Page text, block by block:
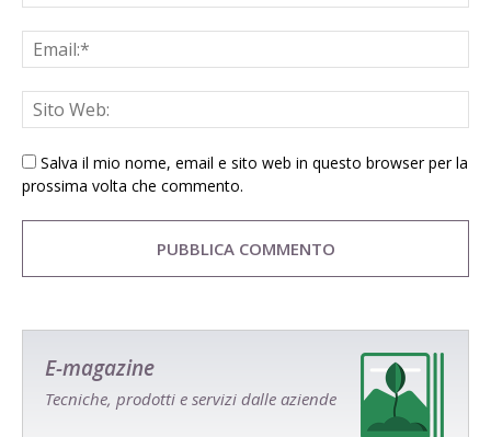
Salva il mio nome, email e sito web in questo browser per la
prossima volta che commento.
E-magazine
Tecniche, prodotti e servizi dalle aziende